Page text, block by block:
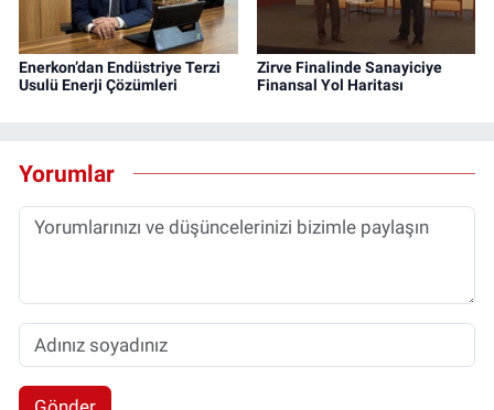
Enerkon’dan Endüstriye Terzi
Usulü Enerji Çözümleri
Zirve Finalinde Sanayiciye
Finansal Yol Haritası
Yorumlar